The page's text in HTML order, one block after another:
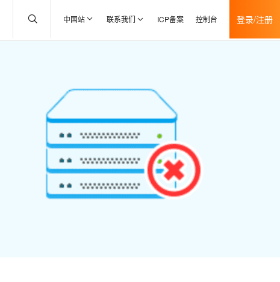
中国站 联系我们 ICP备案 控制台 登录/注册